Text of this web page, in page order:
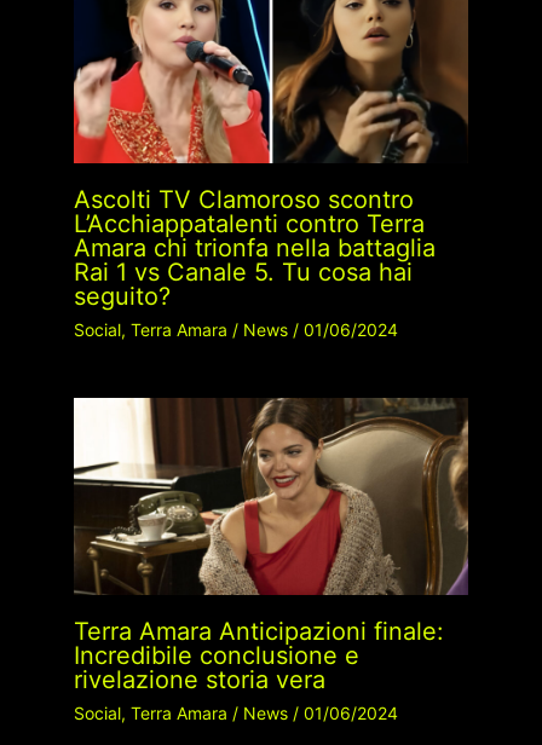
Ascolti TV Clamoroso scontro
L’Acchiappatalenti contro Terra
Amara chi trionfa nella battaglia
Rai 1 vs Canale 5. Tu cosa hai
seguito?
Social, Terra Amara / News/ 01/06/2024
Terra Amara Anticipazioni finale:
Incredibile conclusione e
rivelazione storia vera
Social, Terra Amara / News/ 01/06/2024